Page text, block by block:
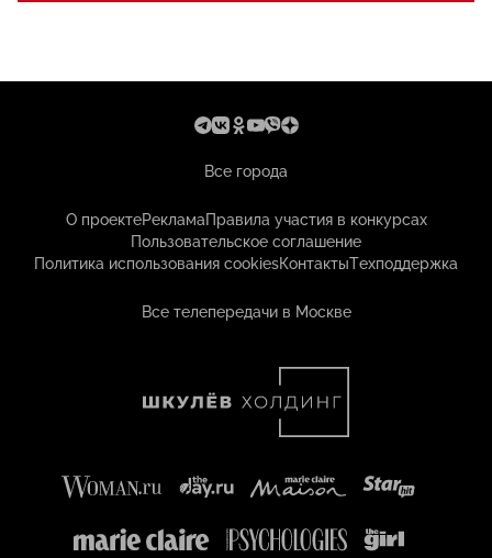
Все города
О проектеРекламаПравила участия в конкурсах
Пользовательское соглашение
Политика использования cookiesКонтактыТехподдержка
Все телепередачи в Москве